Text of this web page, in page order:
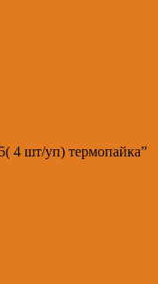
4 шт/уп) термопайка”